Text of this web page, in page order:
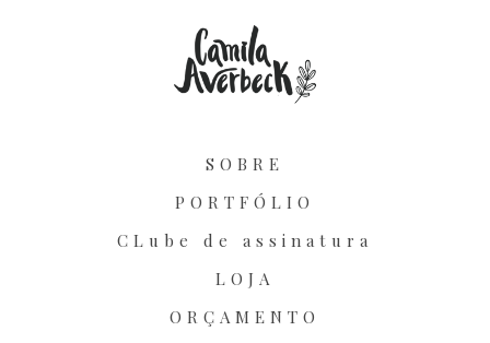
SOBRE
PORTFÓLIO
CLube de assinatura
LOJA
ORÇAMENTO